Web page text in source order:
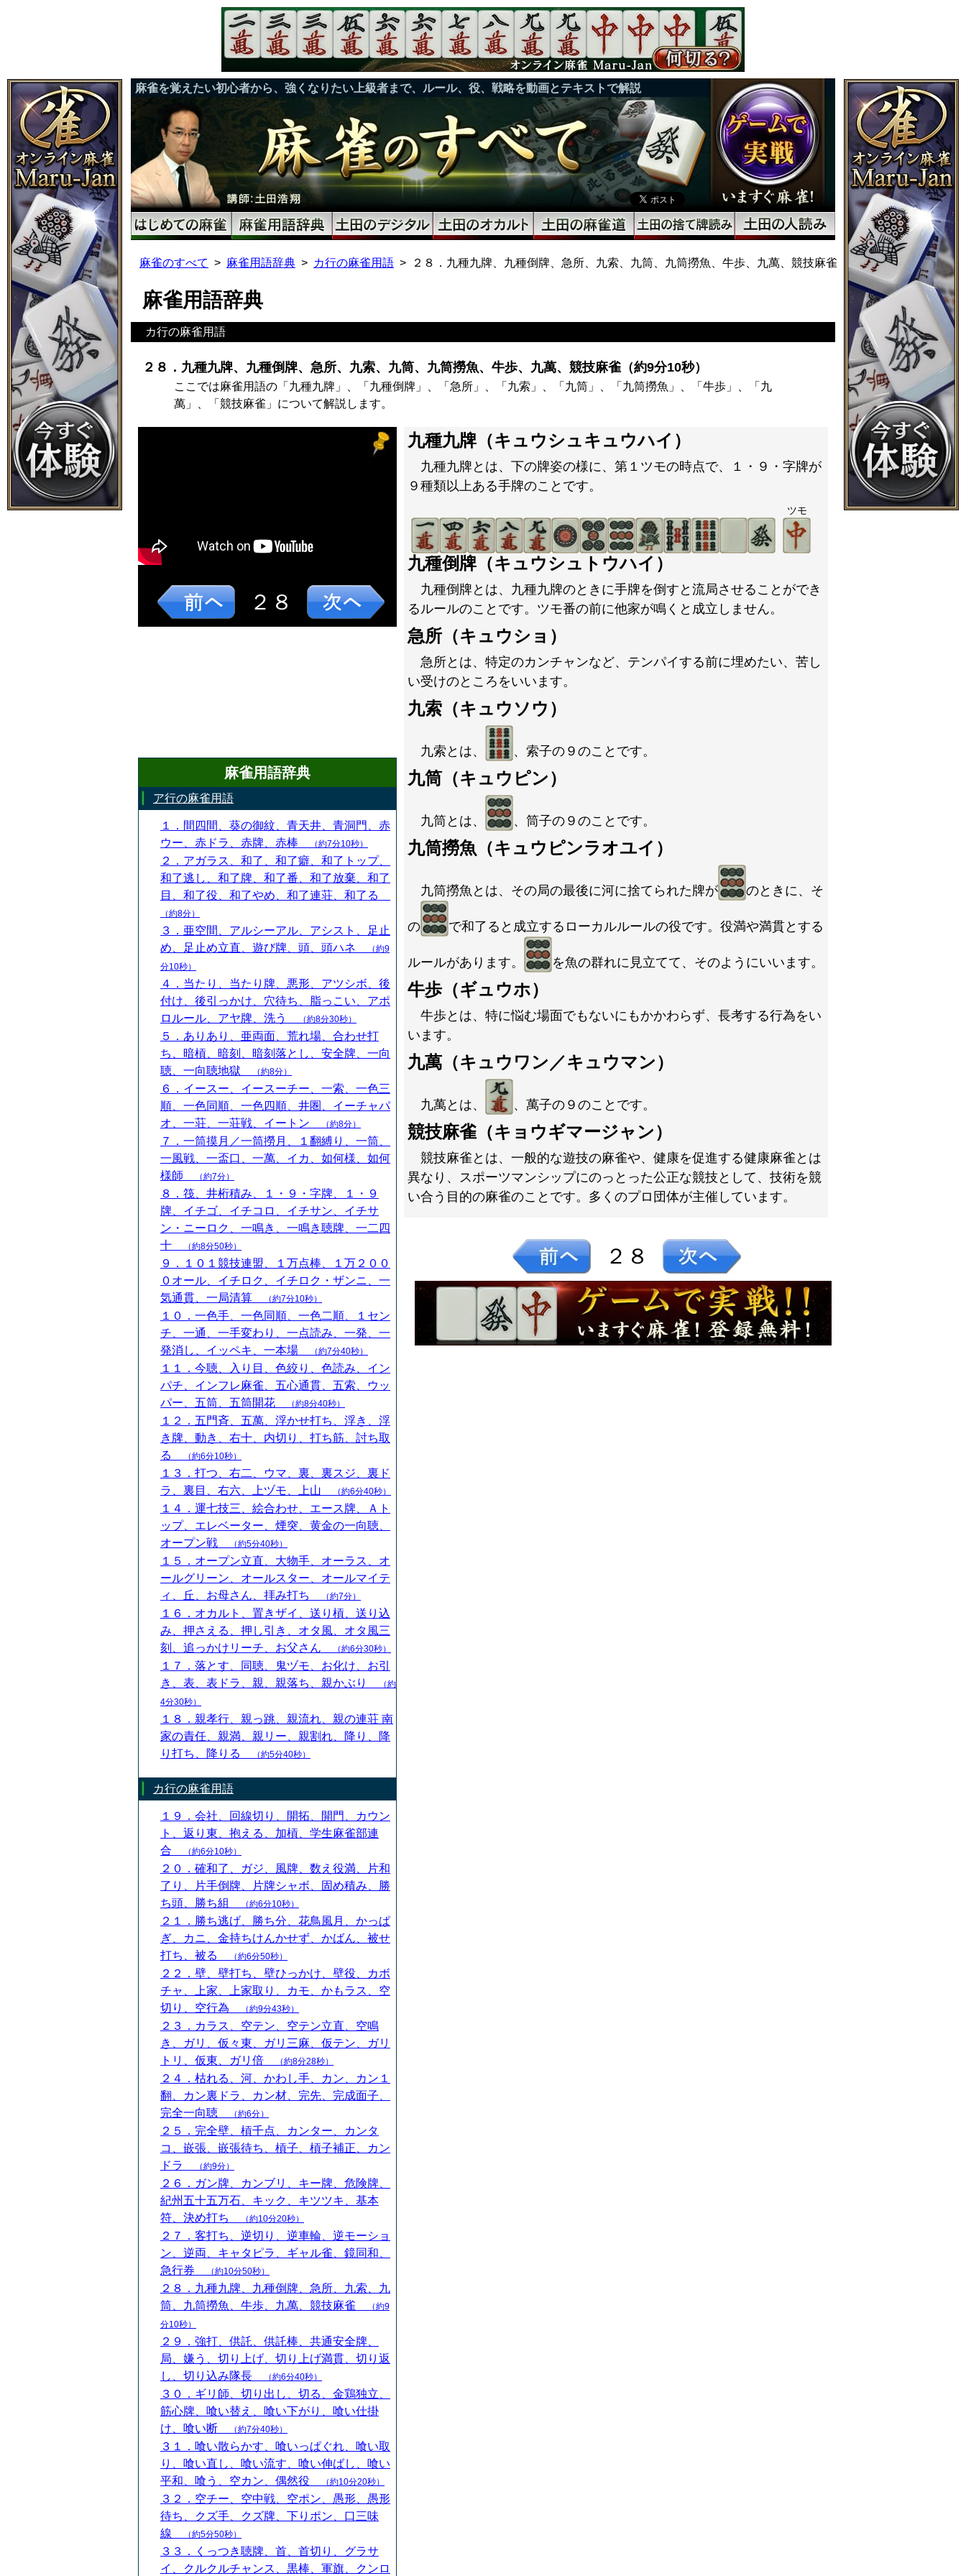
麻雀を覚えたい初心者から、強くなりたい上級者まで、ルール、役、戦略を動画とテキストで解説
麻雀のすべて 麻雀用語辞典 カ行の麻雀用語 ２８．九種九牌、九種倒牌、急所、九索、九筒、九筒撈魚、牛歩、九萬、競技麻雀
麻雀用語辞典
カ行の麻雀用語
２８．九種九牌、九種倒牌、急所、九索、九筒、九筒撈魚、牛歩、九萬、競技麻雀（約9分10秒）
ここでは麻雀用語の「九種九牌」、「九種倒牌」、「急所」、「九索」、「九筒」、「九筒撈魚」、「牛歩」、「九
萬」、「競技麻雀」について解説します。
２８
麻雀用語辞典
ア行の麻雀用語
１．間四間、葵の御紋、青天井、青洞門、赤
ウー、赤ドラ、赤牌、赤棒
（約7分10秒）
２．アガラス、和了、和了癖、和了トップ、
和了逃し、和了牌、和了番、和了放棄、和了
目、和了役、和了やめ、和了連荘、和了る
（約8分）
３．亜空間、アルシーアル、アシスト、足止
め、足止め立直、遊び牌、頭、頭ハネ
（約9
分10秒）
４．当たり、当たり牌、悪形、アツシボ、後
付け、後引っかけ、穴待ち、脂っこい、アポ
ロルール、アヤ牌、洗う
（約8分30秒）
５．ありあり、亜両面、荒れ場、合わせ打
ち、暗槓、暗刻、暗刻落とし、安全牌、一向
聴、一向聴地獄
（約8分）
６．イースー、イースーチー、一索、一色三
順、一色同順、一色四順、井圏、イーチャパ
オ、一荘、一荘戦、イートン
（約8分）
７．一筒摸月／一筒撈月、１翻縛り、一筒、
一風戦、一盃口、一萬、イカ、如何様、如何
様師
（約7分）
８．筏、井桁積み、１・９・字牌、１・９
牌、イチゴ、イチコロ、イチサン、イチサ
ン・ニーロク、一鳴き、一鳴き聴牌、一二四
十
（約8分50秒）
９．１０１競技連盟、１万点棒、１万２００
０オール、イチロク、イチロク・ザンニ、一
気通貫、一局清算
（約7分10秒）
１０．一色手、一色同順、一色二順、１セン
チ、一通、一手変わり、一点読み、一発、一
発消し、イッペキ、一本場
（約7分40秒）
１１．今聴、入り目、色絞り、色読み、イン
パチ、インフレ麻雀、五心通貫、五索、ウッ
パー、五筒、五筒開花
（約8分40秒）
１２．五門斉、五萬、浮かせ打ち、浮き、浮
き牌、動き、右十、内切り、打ち筋、討ち取
る
（約6分10秒）
１３．打つ、右二、ウマ、裏、裏スジ、裏ド
ラ、裏目、右六、上ヅモ、上山
（約6分40秒）
１４．運七技三、絵合わせ、エース牌、Ａト
ップ、エレベーター、煙突、黄金の一向聴、
オープン戦
（約5分40秒）
１５．オープン立直、大物手、オーラス、オ
ールグリーン、オールスター、オールマイテ
ィ、丘、お母さん、拝み打ち
（約7分）
１６．オカルト、置きザイ、送り槓、送り込
み、押さえる、押し引き、オタ風、オタ風三
刻、追っかけリーチ、お父さん
（約6分30秒）
１７．落とす、同聴、鬼ヅモ、お化け、お引
き、表、表ドラ、親、親落ち、親かぶり
（約
4分30秒）
１８．親孝行、親っ跳、親流れ、親の連荘 南
家の責任、親満、親リー、親割れ、降り、降
り打ち、降りる
（約5分40秒）
カ行の麻雀用語
１９．会社、回線切り、開拓、開門、カウン
ト、返り東、抱える、加槓、学生麻雀部連
合
（約6分10秒）
２０．確和了、ガジ、風牌、数え役満、片和
了り、片手倒牌、片牌シャボ、固め積み、勝
ち頭、勝ち組
（約6分10秒）
２１．勝ち逃げ、勝ち分、花鳥風月、かっぱ
ぎ、カニ、金持ちけんかせず、かばん、被せ
打ち、被る
（約6分50秒）
２２．壁、壁打ち、壁ひっかけ、壁役、カボ
チャ、上家、上家取り、カモ、かもラス、空
切り、空行為
（約9分43秒）
２３．カラス、空テン、空テン立直、空鳴
き、ガリ、仮々東、ガリ三麻、仮テン、ガリ
トリ、仮東、ガリ倍
（約8分28秒）
２４．枯れる、河、かわし手、カン、カン１
翻、カン裏ドラ、カン材、完先、完成面子、
完全一向聴
（約6分）
２５．完全壁、槓千点、カンター、カンタ
コ、嵌張、嵌張待ち、槓子、槓子補正、カン
ドラ
（約9分）
２６．ガン牌、カンブリ、キー牌、危険牌、
紀州五十五万石、キック、キツツキ、基本
符、決め打ち
（約10分20秒）
２７．客打ち、逆切り、逆車輪、逆モーショ
ン、逆両、キャタピラ、ギャル雀、鏡同和、
急行券
（約10分50秒）
２８．九種九牌、九種倒牌、急所、九索、九
筒、九筒撈魚、牛歩、九萬、競技麻雀
（約9
分10秒）
２９．強打、供託、供託棒、共通安全牌、
局、嫌う、切り上げ、切り上げ満貫、切り返
し、切り込み隊長
（約6分40秒）
３０．ギリ師、切り出し、切る、金鶏独立、
筋心牌、喰い替え、喰い下がり、喰い仕掛
け、喰い断
（約7分40秒）
３１．喰い散らかす、喰いっぱぐれ、喰い取
り、喰い直し、喰い流す、喰い伸ばし、喰い
平和、喰う、空カン、偶然役
（約10分20秒）
３２．空チー、空中戦、空ポン、愚形、愚形
待ち、クズ手、クズ牌、下りポン、口三味
線
（約5分50秒）
３３．くっつき聴牌、首、首切り、グラサ
イ、クルクルチャンス、黒棒、軍旗、クンロ
九種九牌（キュウシュキュウハイ）
九種九牌とは、下の牌姿の様に、第１ツモの時点で、１・９・字牌が
９種類以上ある手牌のことです。
ツモ
九種倒牌（キュウシュトウハイ）
九種倒牌とは、九種九牌のときに手牌を倒すと流局させることができ
るルールのことです。ツモ番の前に他家が鳴くと成立しません。
急所（キュウショ）
急所とは、特定のカンチャンなど、テンパイする前に埋めたい、苦し
い受けのところをいいます。
九索（キュウソウ）
九索とは、 、索子の９のことです。
九筒（キュウピン）
九筒とは、 、筒子の９のことです。
九筒撈魚（キュウピンラオユイ）
九筒撈魚とは、その局の最後に河に捨てられた牌が のときに、そ
の で和了ると成立するローカルルールの役です。役満や満貫とする
ルールがあります。 を魚の群れに見立てて、そのようにいいます。
牛歩（ギュウホ）
牛歩とは、特に悩む場面でもないにもかかわらず、長考する行為をい
います。
九萬（キュウワン／キュウマン）
九萬とは、 、萬子の９のことです。
競技麻雀（キョウギマージャン）
競技麻雀とは、一般的な遊技の麻雀や、健康を促進する健康麻雀とは
異なり、スポーツマンシップにのっとった公正な競技として、技術を競
い合う目的の麻雀のことです。多くのプロ団体が主催しています。
２８